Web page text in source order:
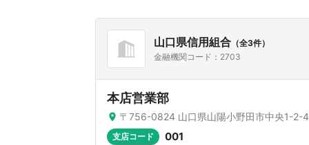
山口県信用組合 （全3件）
金融機関コード：2703
本店営業部
〒756-0824 山口県山陽小野田市中央1-2-
支店コード 001